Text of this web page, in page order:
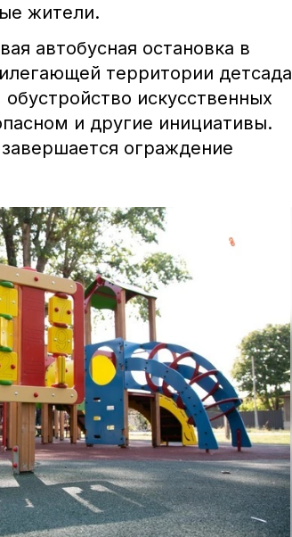
жители.
автобусная остановка в
территории детсада
искусственных
и другие инициативы.
ограждение